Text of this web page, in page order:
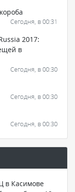
Сегодня, в 00:31
2017:
в
Сегодня, в 00:30
Сегодня, в 00:30
Сегодня, в 00:30
в Касимове